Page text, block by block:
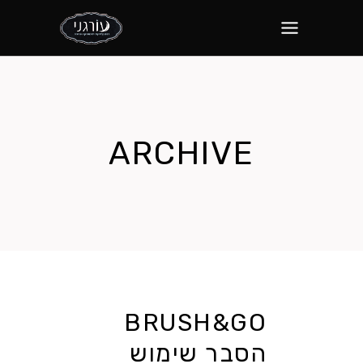
ARCHIVE
BRUSH&GO
הסבר שימוש